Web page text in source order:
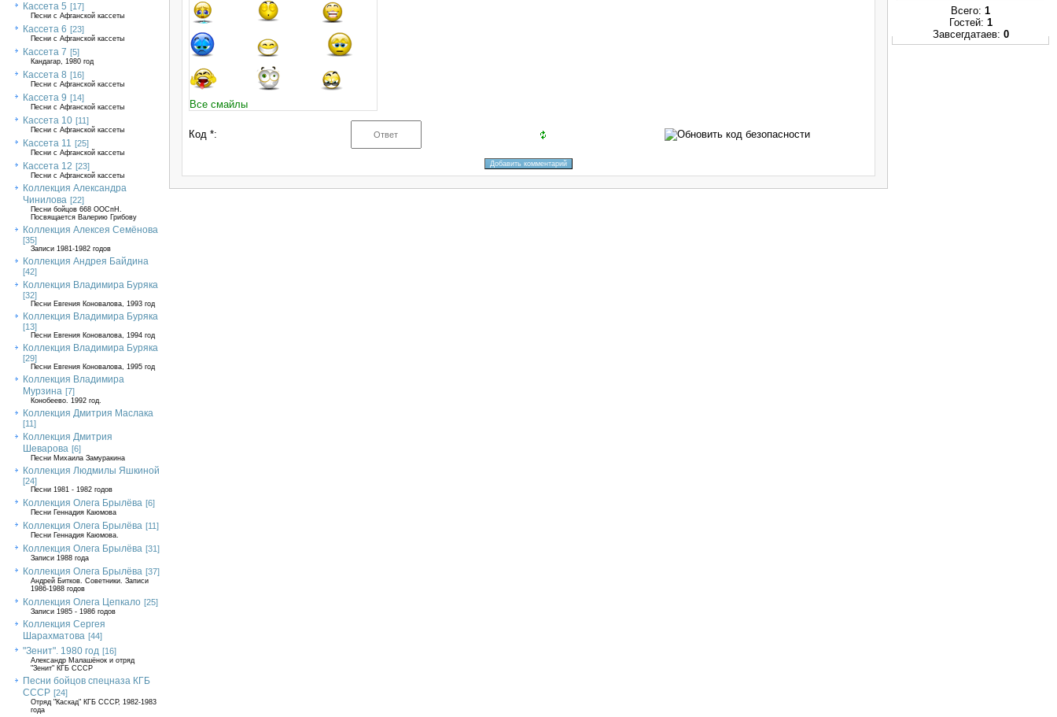
Кассета 5 [17]
Песни с Афганской кассеты
Кассета 6 [23]
Песни с Афганской кассеты
Кассета 7 [5]
Кандагар, 1980 год
Кассета 8 [16]
Песни с Афганской кассеты
Кассета 9 [14]
Песни с Афганской кассеты
Кассета 10 [11]
Песни с Афганской кассеты
Кассета 11 [25]
Песни с Афганской кассеты
Кассета 12 [23]
Песни с Афганской кассеты
Коллекция Александра
Чинилова [22]
Песни бойцов 668 ООСпН.
Посвящается Валерию Грибову
Коллекция Алексея Семёнова
[35]
Записи 1981-1982 годов
Коллекция Андрея Байдина
[42]
Коллекция Владимира Буряка
[32]
Песни Евгения Коновалова, 1993 год
Коллекция Владимира Буряка
[13]
Песни Евгения Коновалова, 1994 год
Коллекция Владимира Буряка
[29]
Песни Евгения Коновалова, 1995 год
Коллекция Владимира
Мурзина [7]
Конобеево. 1992 год.
Коллекция Дмитрия Маслака
[11]
Коллекция Дмитрия
Шеварова [6]
Песни Михаила Замуракина
Коллекция Людмилы Яшкиной
[24]
Песни 1981 - 1982 годов
Коллекция Олега Брылёва [6]
Песни Геннадия Каюмова
Коллекция Олега Брылёва [11]
Песни Геннадия Каюмова.
Коллекция Олега Брылёва [31]
Записи 1988 года
Коллекция Олега Брылёва [37]
Андрей Битков. Советники. Записи
1986-1988 годов
Коллекция Олега Цепкало [25]
Записи 1985 - 1986 годов
Коллекция Сергея
Шарахматова [44]
"Зенит". 1980 год [16]
Александр Малашёнок и отряд
"Зенит" КГБ СССР
Песни бойцов спецназа КГБ
СССР [24]
Отряд "Каскад" КГБ СССР, 1982-1983
года
Все смайлы
Код *:
Всего: 1
Гостей: 1
Завсегдатаев: 0